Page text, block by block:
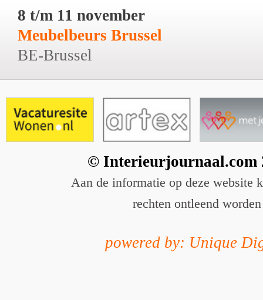
8 t/m 11 november
Meubelbeurs Brussel
BE-Brussel
© Interieurjournaal.com
Aan de informatie op deze website
rechten ontleend worden
powered by: Unique